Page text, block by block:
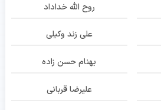
روح الله خداداد
علی زند وکیلی
بهنام حسن زاده
علیرضا قربانی